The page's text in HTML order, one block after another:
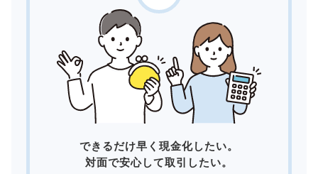
できるだけ早く現金化したい。
対面で安心して取引したい。